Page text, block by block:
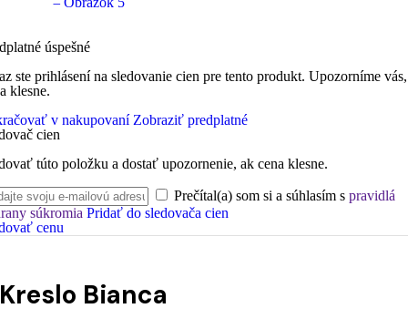
úspešné
ste prihlásení na sledovanie cien pre tento produkt. Upozorníme
klesne.
v nakupovaní Zobraziť predplatné
cien
túto položku a dostať upozornenie, ak cena klesne.
Prečítal(a) som si a súhlasím s pravidlá
súkromia Pridať do sledovača cien
cenu
Kreslo Bianca